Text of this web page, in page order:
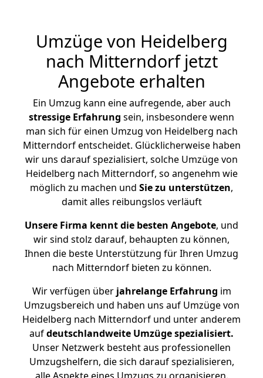
Umzüge von Heidelberg
nach Mitterndorf jetzt
Angebote erhalten
Ein Umzug kann eine aufregende, aber auch
stressige Erfahrung sein, insbesondere wenn
man sich für einen Umzug von Heidelberg nach
Mitterndorf entscheidet. Glücklicherweise haben
wir uns darauf spezialisiert, solche Umzüge von
Heidelberg nach Mitterndorf, so angenehm wie
möglich zu machen und Sie zu unterstützen,
damit alles reibungslos verläuft
Unsere Firma kennt die besten Angebote, und
wir sind stolz darauf, behaupten zu können,
Ihnen die beste Unterstützung für Ihren Umzug
nach Mitterndorf bieten zu können.
Wir verfügen überjahrelange Erfahrung im
Umzugsbereich und haben uns auf Umzüge von
Heidelberg nach Mitterndorf und unter anderem
aufdeutschlandweite Umzüge spezialisiert.
Unser Netzwerk besteht aus professionellen
Umzugshelfern, die sich darauf spezialisieren,